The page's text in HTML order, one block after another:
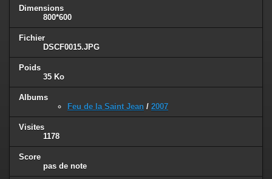
Dimensions
800*600
Fichier
DSCF0015.JPG
Poids
35 Ko
Albums
Feu de la Saint Jean / 2007
Visites
1178
Score
pas de note